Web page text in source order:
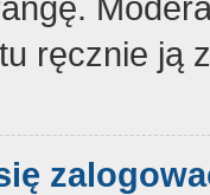
ręcznie ją